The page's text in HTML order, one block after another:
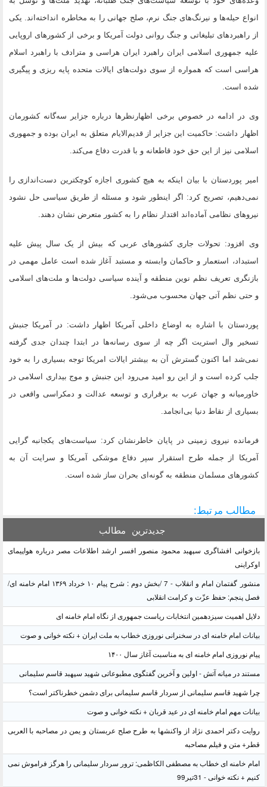
انواع حیله‌ها و نیرنگ‌های جنگ نرم، صلح جهانی را به مخاطره انداخته‌اند. یکی
از راهبردهای تبلیغاتی و جنگ روانی دولت آمریکا و برخی از کشورهای اروپایی
علیه جمهوری اسلامی ایران راهبرد ایران هراسی و مترادف با راهبرد اسلام
هراسی است که همواره از سوی دولت‌های ایالات متحده پایه ریزی و پیگیری
شده است.
وی در ادامه در خصوص برخی اظهارنظرها درباره جزایر سه‌گانه کشورمان
اظهار داشت: حاکمیت این جزایر از قدیم‌الایام متعلق به ایران بوده و جمهوری
اسلامی نیز از این حق خود قاطعانه و با قدرت دفاع می‌کند.
امیر پوردستان با بیان اینکه به هیچ کشوری اجازه کوچکترین دست‌اندازی را
نمی‌دهیم، تصریح کرد: اگر اینطور شود و مسئله از طریق سیاسی حل نشود
نیروهای نظامی آماده‌اند اقتدار نظام را به کشور متعرض نشان دهند.
وی افزود: تحولات جاری کشورهای عربی که بیش از یک سال پیش علیه
استبداد، استعمار و حاکمان وابسته و مستبد آغاز شده است عامل مهمی در
بازنگری تعریف نظم نوین منطقه و آینده سیاسی دولت‌ها و ملت‌های اسلامی
و حتی نظم آتی جهان محسوب می‌شود.
پوردستان با اشاره به اوضاع داخلی آمریکا اظهار داشت: در آمریکا جنبش
تسخیر وال استریت اگر چه از سوی رسانه‌ها در ابتدا چندان جدی گرفته
نمی‌شد اما اکنون گسترش آن به بیشتر ایالات امریکا توجه بسیاری را به خود
جلب کرده است و از این رو امید می‌رود این جنبش و موج بیداری اسلامی در
خاورمیانه و جهان عرب به برقراری و توسعه عدالت و دمکراسی واقعی در
بسیاری از نقاط دنیا بی‌انجامد.
فرمانده نیروی زمینی در پایان خاطرنشان کرد: سیاست‌های یکجانبه گرایی
آمریکا از جمله طرح استقرار سپر دفاع موشکی آمریکا و سرایت آن به
کشورهای مسلمان منطقه به گونه‌ای بحران ساز شده است.
مطالب مرتبط:
جدیدترین مطالب
بازخوانی افشاگری سپهبد محمود منصور افسر ارشد اطلاعات مصر درباره هواپیمای
اوکراینی
منشور گفتمان امام و انقلاب - 7 /بخش دوم : شرح پیام ۱۰ خرداد ۱۳۶۹ امام خامنه ای/
فصل پنجم: حفظ عزّت و کرامت انقلابی
دلایل اهمیت سیزدهمین انتخابات ریاست جمهوری از نگاه امام خامنه ای
بیانات امام خامنه ای در سخنرانی نوروزی خطاب به ملت ایران + نکته خوانی و صوت
پیام نوروزی امام خامنه ای به مناسبت آغاز سال ۱۴۰۰
مستند در میانه آتش - اولین و آخرین گفتگوی مطبوعاتی شهید سپهبد قاسم سلیمانی
چرا شهید قاسم سلیمانی از سردار قاسم سلیمانی برای دشمن خطرناکتر است؟
بیانات مهم امام خامنه ای در عید قربان + نکته خوانی و صوت
روایت دکتر احمدی نژاد از واکنشها به طرح صلح عربستان و یمن در مصاحبه با العربی
قطر+ متن و فیلم مصاحبه
امام خامنه ای خطاب به مصطفی الکاظمی: ترور سردار سلیمانی را هرگز فراموش نمی
کنیم + نکته خوانی - 31تیر99